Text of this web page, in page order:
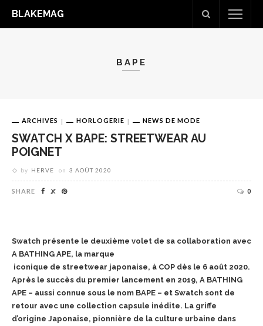
BLAKEMAG
BAPE
ARCHIVES HORLOGERIE NEWS DE MODE
SWATCH X BAPE: STREETWEAR AU
POIGNET
by HERVE on 3 AOÛT 2020
SHARE 0
Swatch présente le deuxième volet de sa collaboration avec
A BATHING APE, la marque
iconique de streetwear japonaise, à COP dès le 6 août 2020.
Après le succès du premier lancement en 2019, A BATHING
APE – aussi connue sous le nom BAPE – et Swatch sont de
retour avec une collection capsule inédite. La griffe
d’origine Japonaise, pionnière de la culture urbaine dans